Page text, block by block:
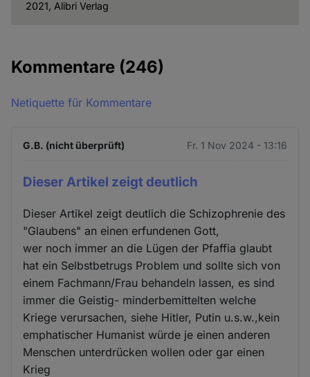
2021, Alibri Verlag
Kommentare (246)
Netiquette für Kommentare
G.B. (nicht überprüft) Fr. 1 Nov 2024 - 13:16
Dieser Artikel zeigt deutlich
Dieser Artikel zeigt deutlich die Schizophrenie des
"Glaubens" an einen erfundenen Gott,
wer noch immer an die Lügen der Pfaffia glaubt
hat ein Selbstbetrugs Problem und sollte sich von
einem Fachmann/Frau behandeln lassen, es sind
immer die Geistig- minderbemittelten welche
Kriege verursachen, siehe Hitler, Putin u.s.w.,kein
emphatischer Humanist würde je einen anderen
Menschen unterdrücken wollen oder gar einen
Krieg